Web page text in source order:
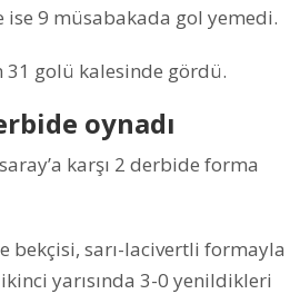
ise 9 müsabakada gol yemedi.
31 golü kalesinde gördü.
oynadı
karşı 2 derbide forma
bekçisi, sarı-lacivertli formayla
yarısında 3-0 yenildikleri